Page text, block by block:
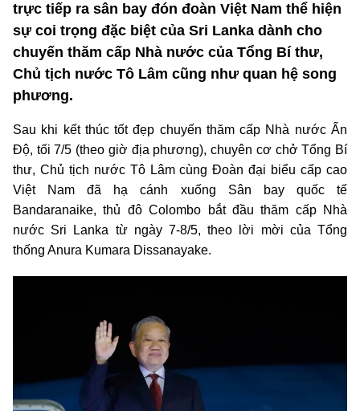
trực tiếp ra sân bay đón đoàn Việt Nam thể hiện
sự coi trọng đặc biệt của Sri Lanka dành cho
chuyến thăm cấp Nhà nước của Tổng Bí thư,
Chủ tịch nước Tô Lâm cũng như quan hệ song
phương.
Sau khi kết thúc tốt đẹp chuyến thăm cấp Nhà nước Ấn
Độ, tối 7/5 (theo giờ địa phương), chuyên cơ chở Tổng Bí
thư, Chủ tịch nước Tô Lâm cùng Đoàn đại biểu cấp cao
Việt Nam đã hạ cánh xuống Sân bay quốc tế
Bandaranaike, thủ đô Colombo bắt đầu thăm cấp Nhà
nước Sri Lanka từ ngày 7-8/5, theo lời mời của Tổng
thống Anura Kumara Dissanayake.